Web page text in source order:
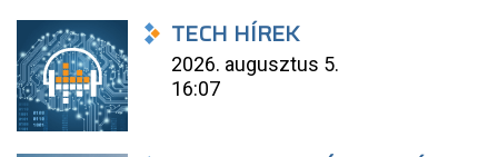
TECH HÍREK
2026. augusztus 5.
16:07